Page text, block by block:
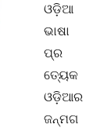
ଓଡ଼ିଆ
ଭାଷା
ପ୍ର
ତ୍ୟେକ
ଓଡ଼ିଆର
ଜନ୍ମଗ